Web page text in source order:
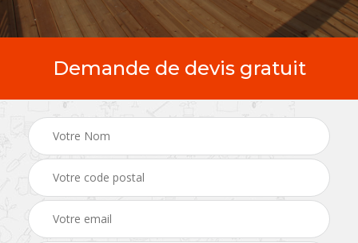
Demande de devis gratuit